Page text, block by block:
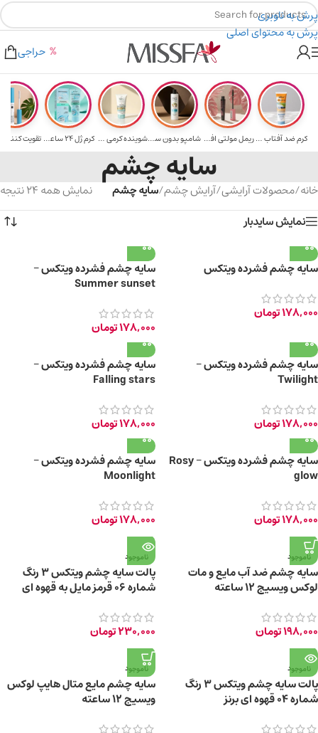
پرش به ناوبری
پرش به محتوای اصلی
۲٪ تخفیف روی سبد خرید برای روش کارت به کارت
هدیه برای خرید های بالای ۵ میلیون تومن
حراجی
کرم ضد آفتاب حا... ریمل مولتی افکت... شامپو بدون سولف... شوینده کرمی صور... کرم ژل ۲۴ ساعته... تقویت‌ کننده
سایه چشم
خانه/محصولات آرایشی/آرایش چشم/سایه چشم
نمایش همه 24 نتیجه
نمایش سایدبار
سایه چشم فشرده ویتکس
178,000تومان
سایه چشم فشرده ویتکس –
Summer sunset
178,000تومان
سایه چشم فشرده ویتکس –
Twilight
178,000تومان
سایه چشم فشرده ویتکس –
Falling stars
178,000تومان
سایه چشم فشرده ویتکس – Rosy
glow
178,000تومان
سایه چشم فشرده ویتکس –
Moonlight
178,000تومان
ناموجود
سایه چشم ضد آب مایع و مات
لوکس ویسیج 12 ساعته
198,000تومان
ناموجود
پالت سایه چشم ویتکس 3 رنگ
شماره 06 قرمز مایل به قهوه ای
230,000تومان
ناموجود
پالت سایه چشم ویتکس 3 رنگ
شماره 04 قهوه ای برنز
ناموجود
سایه چشم مایع متال هایپ لوکس
ویسیج 12 ساعته